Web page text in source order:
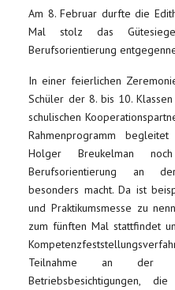
Am 8. Februar durfte die
Mal stolz das
Berufsorientierung
In einer feierlichen
Schüler der 8. bis 10.
schulischen
Rahmenprogramm
Holger Breukelman
Berufsorientierung an
besonders macht. Da ist
und Praktikumsmesse zu
zum fünften Mal stattfindet
Teilnahme an der
Betriebsbesichtigungen,